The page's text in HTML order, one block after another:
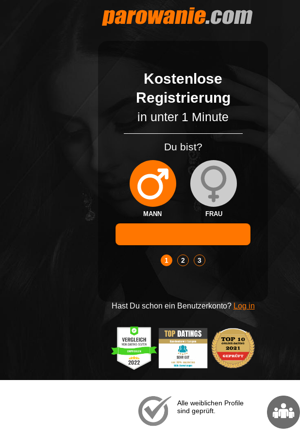
Kostenlose
Registrierung
in unter 1 Minute
Du bist?
MANN FRAU
1 2 3
Hast Du schon ein Benutzerkonto? Log in
Alle weiblichen Profile
sind geprüft.